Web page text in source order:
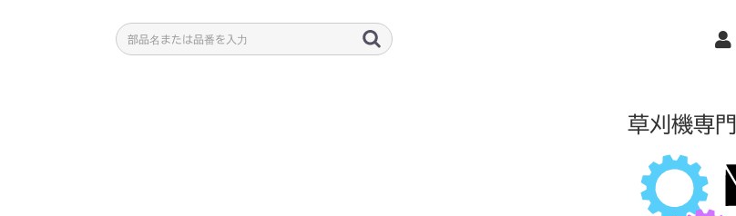
草刈機専